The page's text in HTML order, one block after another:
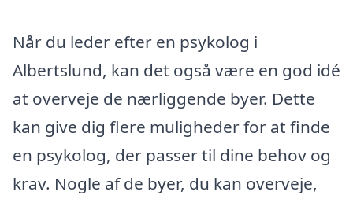
Når du leder efter en psykolog i
Albertslund, kan det også være en god idé
at overveje de nærliggende byer. Dette
kan give dig flere muligheder for at finde
en psykolog, der passer til dine behov og
krav. Nogle af de byer, du kan overveje,